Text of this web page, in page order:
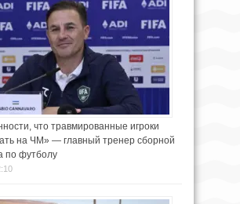
что травмированные игроки
на ЧМ» — главный тренер сборной
по футболу